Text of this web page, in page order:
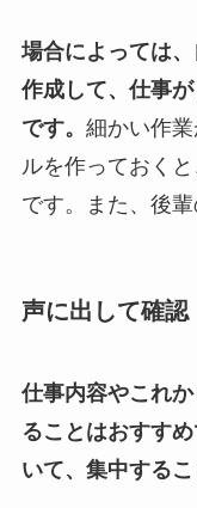
場合によっては
作成して、仕事
です。 細かい作
ルを作っておく
です。また、後輩
声に出して確認
仕事内容やこれ
ることはおすす
いて、集中するこ